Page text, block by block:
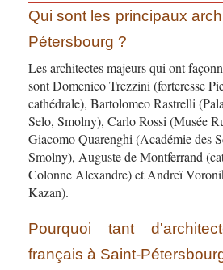
Qui sont les principaux
Pétersbourg ?
Les architectes majeurs qui ont
sont Domenico Trezzini (forteresse
cathédrale), Bartolomeo Rastrelli
Selo, Smolny), Carlo Rossi (Musée
Giacomo Quarenghi (Académie des
Smolny), Auguste de Montferrand
Colonne Alexandre) et Andreï
Kazan).
Pourquoi tant
français à Saint-